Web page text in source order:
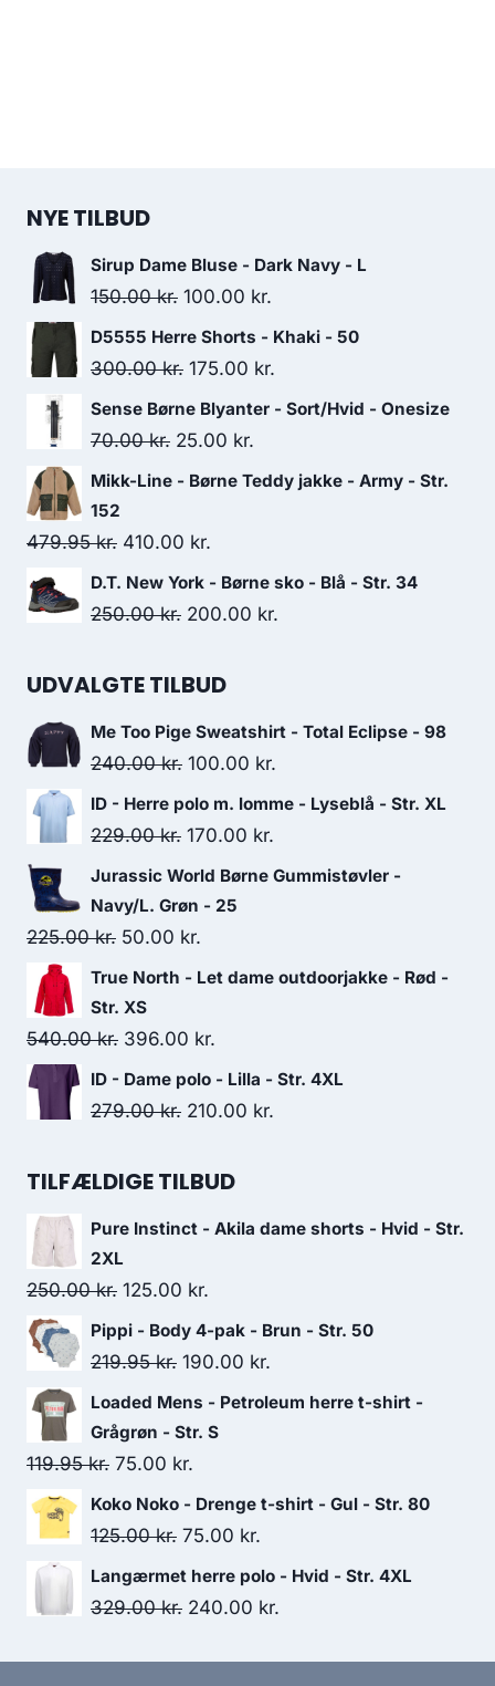
NYE TILBUD
Sirup Dame Bluse - Dark Navy - L
150.00kr. Original
price
was:
100.00 kr.
price
D5555 Herre Shorts - Khaki - 50
300.00kr. Original
price
was:
175.00 kr.
price
Sense Børne Blyanter - Sort/Hvid - Onesize
70.00kr. Original
price
70.00 kr..
25.00 kr.
price
Mikk-Line - Børne Teddy jakke - Army - Str.
152
479.95kr. Original
price
was:
410.00 kr.
price
is:
D.T. New York - Børne sko - Blå - Str. 34
250.00kr. Original
was:
200.00 kr.
UDVALGTE TILBUD
Me Too Pige Sweatshirt - Total Eclipse - 98
240.00kr. Original
price
was:
100.00 kr.
price
ID - Herre polo m. lomme - Lyseblå - Str. XL
229.00kr. Original
price
was:
229.00 kr..
170.00 kr.
price
Jurassic World Børne Gummistøvler -
Navy/L. Grøn - 25
225.00kr. Original
price
was:
225.00 kr..
50.00 kr.
price
50.00 kr..
True North - Let dame outdoorjakke - Rød -
Str. XS
540.00kr. Original
price
was:
396.00 kr.
price
is:
ID - Dame polo - Lilla - Str. 4XL
279.00kr. Original
was:
210.00 kr.
TILFÆLDIGE TILBUD
Pure Instinct - Akila dame shorts - Hvid - Str.
2XL
250.00kr. Original
price
was:
125.00 kr.
price
is:
Pippi - Body 4-pak - Brun - Str. 50
219.95kr. Original
price
was:
219.95 kr..
190.00 kr.
price
Loaded Mens - Petroleum herre t-shirt -
Grågrøn - Str. S
119.95kr. Original
price
was:
75.00 kr.
price
is:
Koko Noko - Drenge t-shirt - Gul - Str. 80
125.00kr. Original
price
was:
75.00 kr.
price
is:
Langærmet herre polo - Hvid - Str. 4XL
329.00kr. Original
240.00 kr.